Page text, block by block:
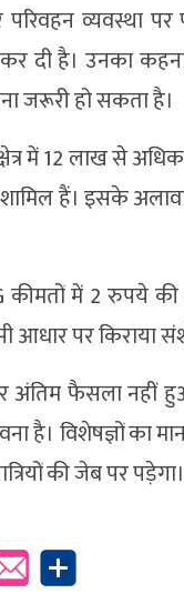
व्यवस्था
कर दी है। उनका
जरूरी हो सकता है।
में 12 लाख से
हैं। इसके
कीमतों में 2 रुपये
आधार पर किराया
अंतिम फैसला नहीं
है। विशेषज्ञों का
की जेब पर पड़ेगा।